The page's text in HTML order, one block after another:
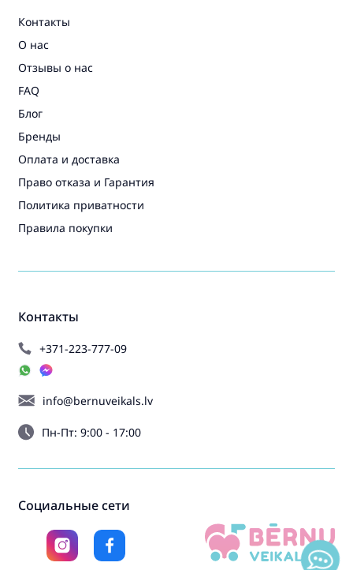
Контакты
+371-223-777-09
info@bernuveikals.lv
Пн-Пт: 9:00 - 17:00
Контакты
О нас
Отзывы о нас
FAQ
Блог
Бренды
Оплата и доставка
Право отказа и Гарантия
Политика приватности
Правила покупки
Социальные сети